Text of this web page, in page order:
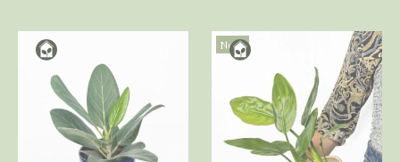
Novo